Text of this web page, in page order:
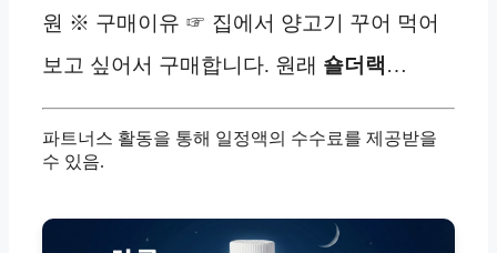
원 ※ 구매이유 ☞ 집에서 양고기 꾸어 먹어
보고 싶어서 구매합니다. 원래 숄더랙…
파트너스 활동을 통해 일정액의 수수료를 제공받을
수 있음.